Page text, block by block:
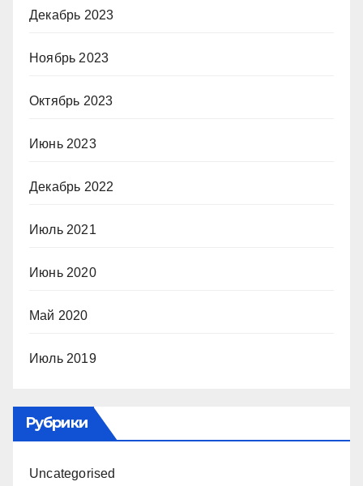
Декабрь 2023
Ноябрь 2023
Октябрь 2023
Июнь 2023
Декабрь 2022
Июль 2021
Июнь 2020
Май 2020
Июль 2019
Рубрики
Uncategorised